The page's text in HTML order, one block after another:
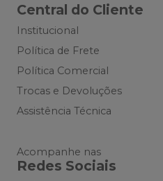
Central do Cliente
Institucional
Política de Frete
Política Comercial
Trocas e Devoluções
Assistência Técnica
Acompanhe nas
Redes Sociais